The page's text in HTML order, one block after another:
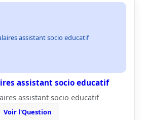
assistant socio educatif
assistant socio educatif
assistant socio educatif
Voir l'Question